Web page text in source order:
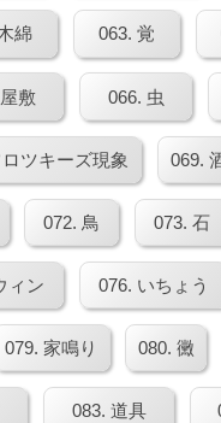
綿 063. 覚
敷 066. 虫
ツキーズ現象 069.
072. 鳥 073. 石
ィン 076. いちょう
079. 家鳴り 080. 黴
083. 道具